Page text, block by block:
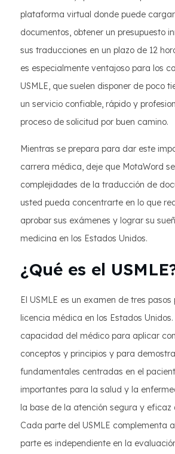
plataforma virtual donde puede
documentos, obtener un presupuesto
sus traducciones en un plazo de 12
es especialmente ventajoso para los
USMLE, que suelen disponer de poco
un servicio confiable, rápido y
proceso de solicitud por buen camino.
Mientras se prepara para dar este
carrera médica, deje que MotaWord
complejidades de la traducción de
usted pueda concentrarte en lo que
aprobar sus exámenes y lograr su
medicina en los Estados Unidos.
¿Qué es el
El USMLE es un examen de tres
licencia médica en los Estados
capacidad del médico para aplicar
conceptos y principios y para
fundamentales centradas en el
importantes para la salud y la
la base de la atención segura y eficaz
Cada parte del USMLE complementa
parte es independiente en la